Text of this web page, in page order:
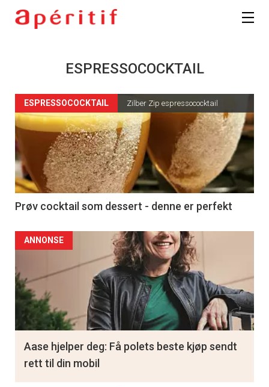
ESPRESSOCOCKTAIL
ESPRESSOCOCKTAIL Zilber Zip espressococktail
Prøv cocktail som dessert - denne er perfekt
ANNONSE
Aase hjelper deg: Få polets beste kjøp sendt
rett til din mobil